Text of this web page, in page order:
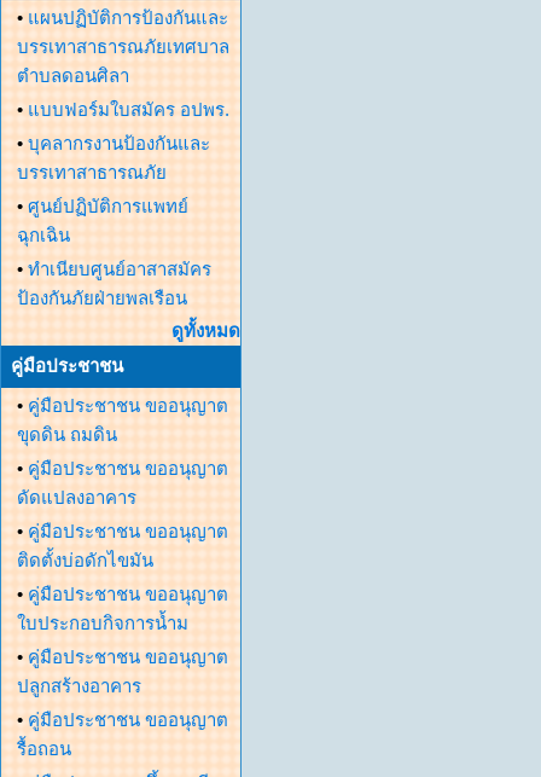
• แผนปฏิบัติการป้องกันและ
บรรเทาสาธารณภัยเทศบาล
ตำบลดอนศิลา
• แบบฟอร์มใบสมัคร อปพร.
• บุคลากรงานป้องกันและ
บรรเทาสาธารณภัย
• ศูนย์ปฏิบัติการแพทย์
ฉุกเฉิน
• ทำเนียบศูนย์อาสาสมัคร
ป้องกันภัยฝ่ายพลเรือน
ดูทั้งหมด
คู่มือประชาชน
• คู่มือประชาชน ขออนุญาต
ขุดดิน ถมดิน
• คู่มือประชาชน ขออนุญาต
ดัดแปลงอาคาร
• คู่มือประชาชน ขออนุญาต
ติดตั้งบ่อดักไขมัน
• คู่มือประชาชน ขออนุญาต
ใบประกอบกิจการน้ำม
• คู่มือประชาชน ขออนุญาต
ปลูกสร้างอาคาร
• คู่มือประชาชน ขออนุญาต
รื้อถอน